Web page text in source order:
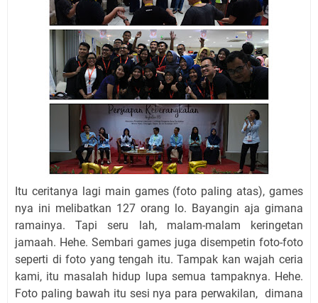
Itu ceritanya lagi main games (foto paling atas), games
nya ini melibatkan 127 orang lo. Bayangin aja gimana
ramainya. Tapi seru lah, malam-malam keringetan
jamaah. Hehe. Sembari games juga disempetin foto-foto
seperti di foto yang tengah itu. Tampak kan wajah ceria
kami, itu masalah hidup lupa semua tampaknya. Hehe.
Foto paling bawah itu sesi nya para perwakilan, dimana